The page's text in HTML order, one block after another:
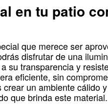
en tu patio
que merece ser
disfrutar de una
su transparencia y
eficiente, sin
un ambiente cálido
que brinda este material.